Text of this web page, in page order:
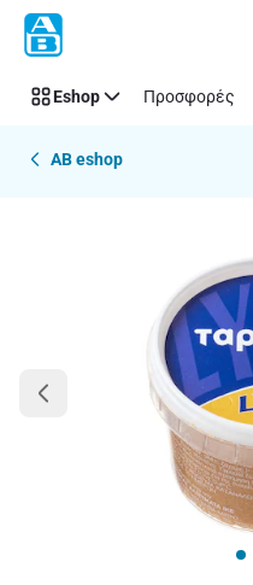
Παράλειψη
Eshop Προσφορές
AB eshop